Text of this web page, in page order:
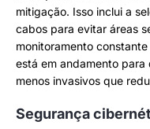
mitigação. Isso inclui a
cabos para evitar áreas
monitoramento
está em andamento
menos invasivos que
Segurança